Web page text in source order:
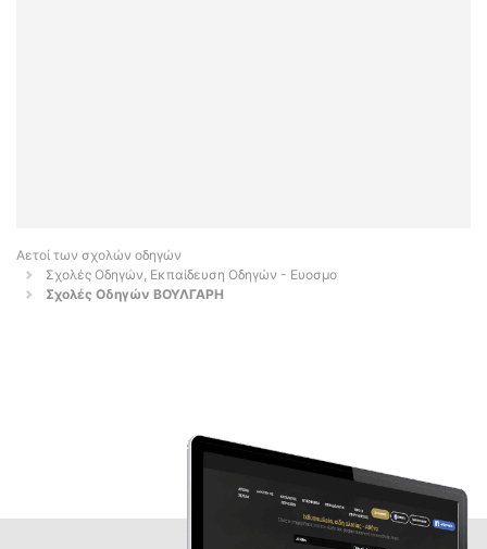
Αετοί των σχολών οδηγών
Σχολές Οδηγών, Εκπαίδευση Οδηγών - Ευοσμο
Σχολές Οδηγών ΒΟΥΛΓΑΡΗ